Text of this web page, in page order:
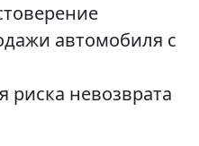
автомобиля с
риска невозврата